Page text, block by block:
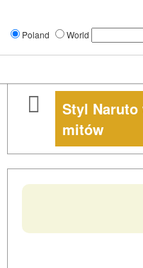
Poland World
Styl
mitów